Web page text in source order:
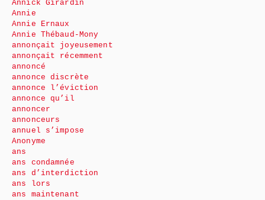
Annick Girardin
Annie
Annie Ernaux
Annie Thébaud-Mony
annonçait joyeusement
annonçait récemment
annoncé
annonce discrète
annonce l’éviction
annonce qu’il
annoncer
annonceurs
annuel s’impose
Anonyme
ans
ans condamnée
ans d’interdiction
ans lors
ans maintenant